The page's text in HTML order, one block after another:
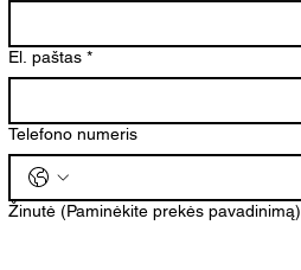
El. paštas *
Telefono numeris
Žinutė (Paminėkite prekės pavadinimą)